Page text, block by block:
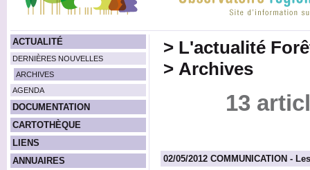
ACTUALITÉ
DERNIÈRES NOUVELLES
ARCHIVES
AGENDA
DOCUMENTATION
CARTOTHÈQUE
LIENS
ANNUAIRES
> L'actualité
> Archives
13
02/05/2012 COMMUNICATION -